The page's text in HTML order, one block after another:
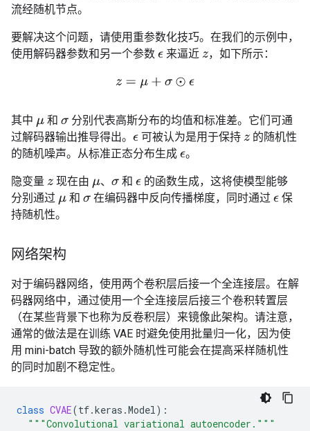
流经随机节点。
要解决这个问题，请使用重参数化技巧。在我们的示例中，
使用解码器参数和另一个参数 ϵ来逼近 z，如下所示：
z =μ +σ ⊙ ϵ
其中 μ和 σ 分别代表高斯分布的均值和标准差。它们可通
过解码器输出推导得出。 ϵ可被认为是用于保持 z 的随机性
的随机噪声。从标准正态分布生成 ϵ。
隐变量 z 现在由 μ 、σ 和ϵ 的函数生成，这将使模型能够
分别通过 μ和 σ 在编码器中反向传播梯度，同时通过ϵ 保
持随机性。
网络架构
对于编码器网络，使用两个卷积层后接一个全连接层。在解
码器网络中，通过使用一个全连接层后接三个卷积转置层
（在某些背景下也称为反卷积层）来镜像此架构。请注意，
通常的做法是在训练 VAE 时避免使用批量归一化，因为使
用 mini-batch 导致的额外随机性可能会在提高采样随机性
的同时加剧不稳定性。
class CVAE(tf.keras .Model):
"""Convolutional variational autoencoder."""